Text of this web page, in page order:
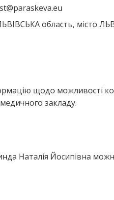
область, місто
щодо можливості
закладу.
Наталія Йосипівна